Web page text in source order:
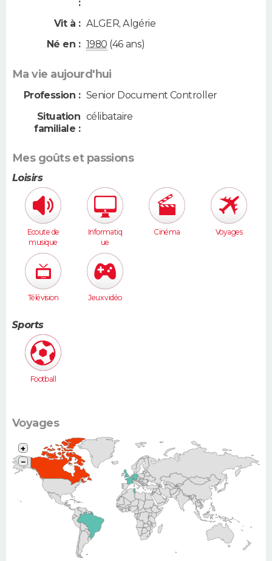
:
Vit à : ALGER,Algérie
Né en : 1980 (46 ans)
Ma vie aujourd'hui
Profession : Senior Document Controller
Situation
familiale :
célibataire
Mes goûts et passions
Loisirs
Ecoute de
musique
Informatiq
ue
Cinéma Voyages
Télévision Jeux vidéo
Sports
Football
Voyages
+
−